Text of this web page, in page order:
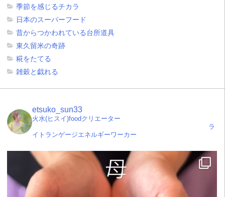
季節を感じるチカラ
日本のスーパーフード
昔からつかわれている台所道具
東久留米の奇跡
糀をたてる
雑穀と戯れる
etsuko_sun33
火水(ヒスイ)foodクリエーター
ラ
イトランゲージエネルギーワーカー